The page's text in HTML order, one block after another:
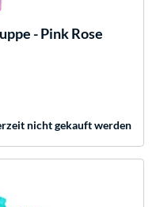
- Pink Rose
nicht gekauft werden